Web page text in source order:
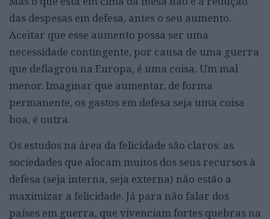
das despesas em defesa, antes o seu aumento.
Aceitar que esse aumento possa ser uma
necessidade contingente, por causa de uma guerra
que deflagrou na Europa, é uma coisa. Um mal
menor. Imaginar que aumentar, de forma
permanente, os gastos em defesa seja uma coisa
boa, é outra.
Os estudos na área da felicidade são claros: as
sociedades que alocam muitos dos seus recursos à
defesa (seja interna, seja externa) não estão a
maximizar a felicidade. Já para não falar dos
países em guerra, que vivenciam fortes quebras na